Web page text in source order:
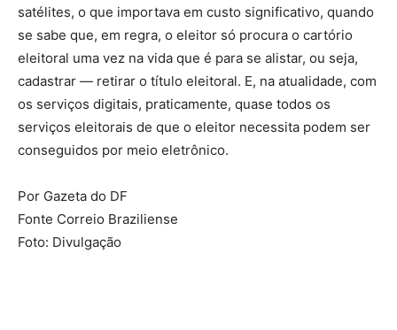
satélites, o que importava em custo significativo, quando
se sabe que, em regra, o eleitor só procura o cartório
eleitoral uma vez na vida que é para se alistar, ou seja,
cadastrar — retirar o título eleitoral. E, na atualidade, com
os serviços digitais, praticamente, quase todos os
serviços eleitorais de que o eleitor necessita podem ser
conseguidos por meio eletrônico.
Por Gazeta do DF
Fonte Correio Braziliense
Foto: Divulgação